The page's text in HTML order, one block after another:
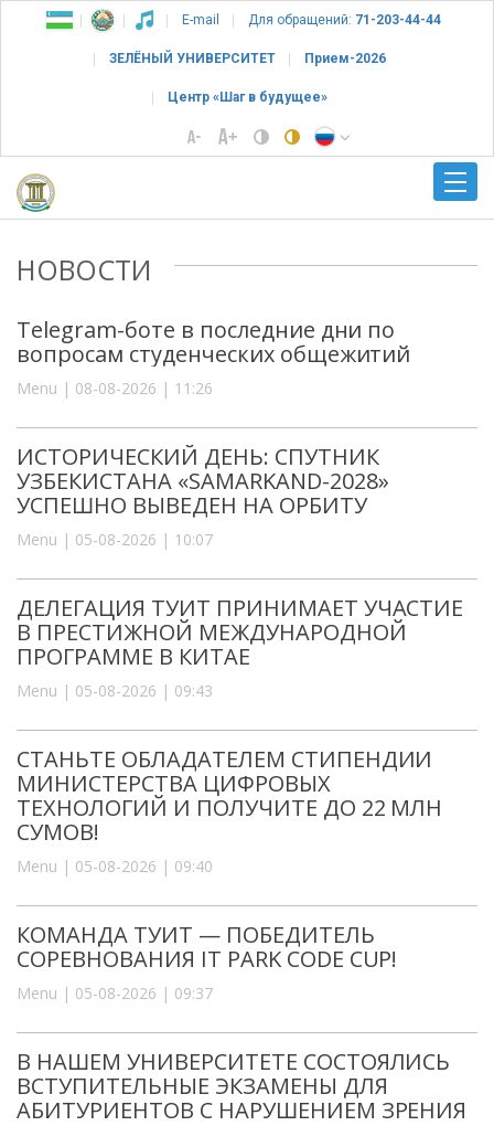
E-mail Для обращений: 71-203-44-44
ЗЕЛЁНЫЙ УНИВЕРСИТЕТ Прием-2026
Центр «Шаг в будущее»
НОВОСТИ
Telegram-боте в последние дни по
вопросам студенческих общежитий
Menu | 08-08-2026 | 11:26
ИСТОРИЧЕСКИЙ ДЕНЬ: СПУТНИК
УЗБЕКИСТАНА «SAMARKAND-2028»
УСПЕШНО ВЫВЕДЕН НА ОРБИТУ
Menu | 05-08-2026 | 10:07
ДЕЛЕГАЦИЯ ТУИТ ПРИНИМАЕТ УЧАСТИЕ
В ПРЕСТИЖНОЙ МЕЖДУНАРОДНОЙ
ПРОГРАММЕ В КИТАЕ
Menu | 05-08-2026 | 09:43
СТАНЬТЕ ОБЛАДАТЕЛЕМ СТИПЕНДИИ
МИНИСТЕРСТВА ЦИФРОВЫХ
ТЕХНОЛОГИЙ И ПОЛУЧИТЕ ДО 22 МЛН
СУМОВ!
Menu | 05-08-2026 | 09:40
КОМАНДА ТУИТ — ПОБЕДИТЕЛЬ
СОРЕВНОВАНИЯ IT PARK CODE CUP!
Menu | 05-08-2026 | 09:37
В НАШЕМ УНИВЕРСИТЕТЕ СОСТОЯЛИСЬ
ВСТУПИТЕЛЬНЫЕ ЭКЗАМЕНЫ ДЛЯ
АБИТУРИЕНТОВ С НАРУШЕНИЕМ ЗРЕНИЯ